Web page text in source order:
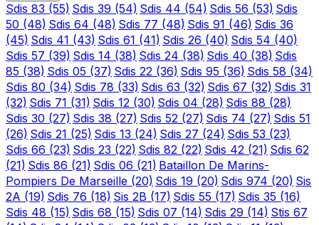
Sdis 83 (55) Sdis 39 (54) Sdis 44 (54) Sdis 56 (53) Sdis
50 (48) Sdis 64 (48) Sdis 77 (48) Sdis 91 (46) Sdis 36
(45) Sdis 41 (43) Sdis 61 (41) Sdis 26 (40) Sdis 54 (40)
Sdis 57 (39) Sdis 14 (38) Sdis 24 (38) Sdis 40 (38) Sdis
85 (38) Sdis 05 (37) Sdis 22 (36) Sdis 95 (36) Sdis 58 (34)
Sdis 80 (34) Sdis 78 (33) Sdis 63 (32) Sdis 67 (32) Sdis 31
(32) Sdis 71 (31) Sdis 12 (30) Sdis 04 (28) Sdis 88 (28)
Sdis 30 (27) Sdis 38 (27) Sdis 52 (27) Sdis 74 (27) Sdis 51
(26) Sdis 21 (25) Sdis 13 (24) Sdis 27 (24) Sdis 53 (23)
Sdis 66 (23) Sdis 23 (22) Sdis 82 (22) Sdis 42 (21) Sdis 62
(21) Sdis 86 (21) Sdis 06 (21) Bataillon De Marins-
Pompiers De Marseille (20) Sdis 19 (20) Sdis 974 (20) Sis
2A (19) Sdis 76 (18) Sis 2B (17) Sdis 55 (17) Sdis 35 (16)
Sdis 48 (15) Sdis 68 (15) Sdis 07 (14) Sdis 29 (14) Stis 67